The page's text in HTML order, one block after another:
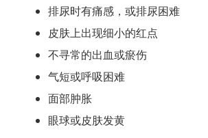
排尿时有痛感，或排尿困难
皮肤上出现细小的红点
不寻常的出血或瘀伤
气短或呼吸困难
面部肿胀
眼球或皮肤发黄